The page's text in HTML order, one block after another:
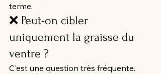
terme.
❌ Peut-on cibler
uniquement la graisse du
ventre ?
C'est une question très fréquente.